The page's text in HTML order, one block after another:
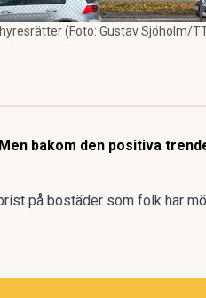
(Foto: Gustav Sjöholm/
bakom den positiva
på bostäder som folk har